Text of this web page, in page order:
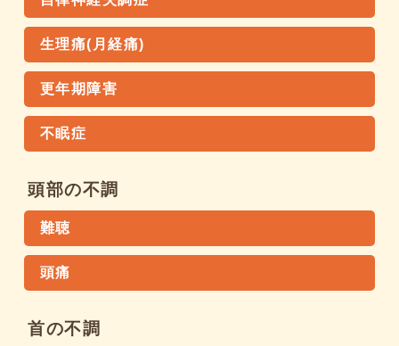
生理痛(月経痛)
更年期障害
不眠症
頭部の不調
難聴
頭痛
首の不調